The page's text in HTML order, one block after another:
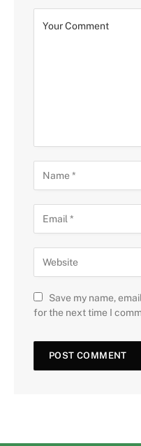
Save my name,
for the next time I